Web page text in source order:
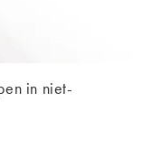
in niet-
Was € 32,99. (-